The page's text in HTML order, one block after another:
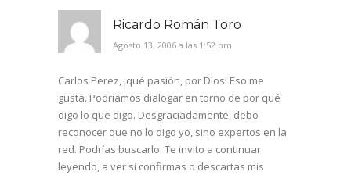
Ricardo Román Toro
Agosto 13, 2006 a las 1:52 pm
Carlos Perez, ¡qué pasión, por Dios! Eso me
gusta. Podríamos dialogar en torno de por qué
digo lo que digo. Desgraciadamente, debo
reconocer que no lo digo yo, sino expertos en la
red. Podrías buscarlo. Te invito a continuar
leyendo, a ver si confirmas o descartas mis